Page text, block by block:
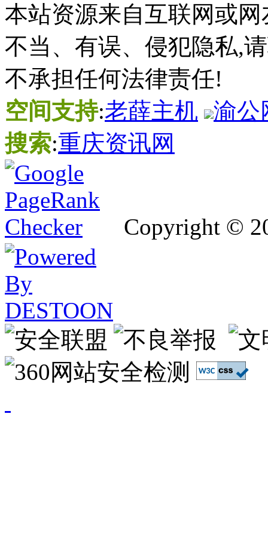
本站资源来自互联网或
不当、有误、侵犯隐私,
不承担任何法律责任!
空间支持:老薛主机
渝公
搜索:重庆资讯网
Copyright ©